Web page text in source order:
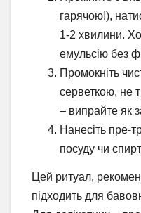
гарячою!),
1-2 хвилини.
емульсію без
Промокніть
серветкою, не
– випрайте як
Нанесіть пре-
посуду чи
Цей ритуал,
підходить для